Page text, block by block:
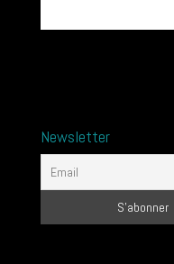
Newsletter